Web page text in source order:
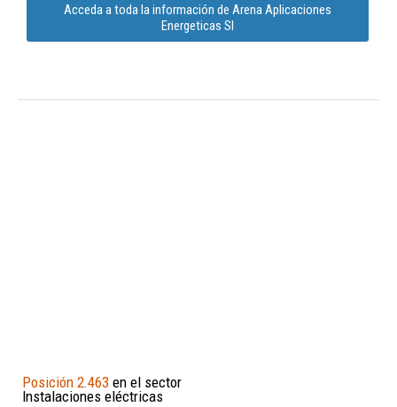
Acceda a toda la información de Arena Aplicaciones
Energeticas Sl
Posición 2.463 en el sector
Instalaciones eléctricas